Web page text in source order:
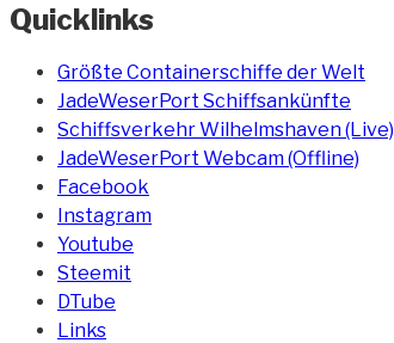
Quicklinks
Größte Containerschiffe der Welt
JadeWeserPort Schiffsankünfte
Schiffsverkehr Wilhelmshaven (Live)
JadeWeserPort Webcam (Offline)
Facebook
Instagram
Youtube
Steemit
DTube
Links